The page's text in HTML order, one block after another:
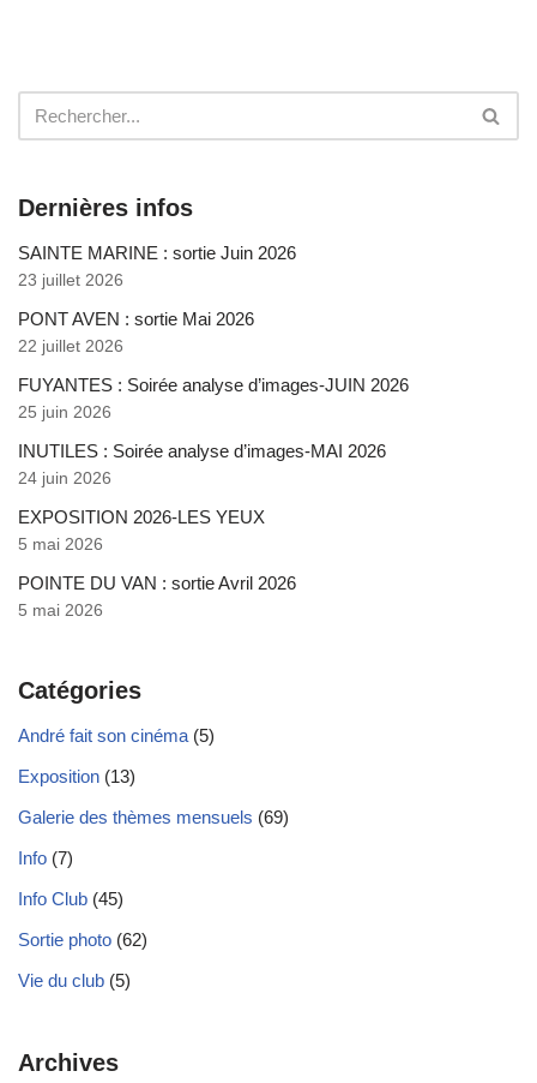
Dernières infos
SAINTE MARINE : sortie Juin 2026
23 juillet 2026
PONT AVEN : sortie Mai 2026
22 juillet 2026
FUYANTES : Soirée analyse d’images-JUIN 2026
25 juin 2026
INUTILES : Soirée analyse d’images-MAI 2026
24 juin 2026
EXPOSITION 2026-LES YEUX
5 mai 2026
POINTE DU VAN : sortie Avril 2026
5 mai 2026
Catégories
André fait son cinéma (5)
Exposition (13)
Galerie des thèmes mensuels (69)
Info (7)
Info Club (45)
Sortie photo (62)
Vie du club (5)
Archives